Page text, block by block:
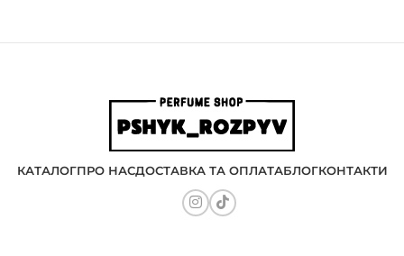
КАТАЛОГПРО НАСДОСТАВКА ТА ОПЛАТАБЛОГКОНТАКТИ